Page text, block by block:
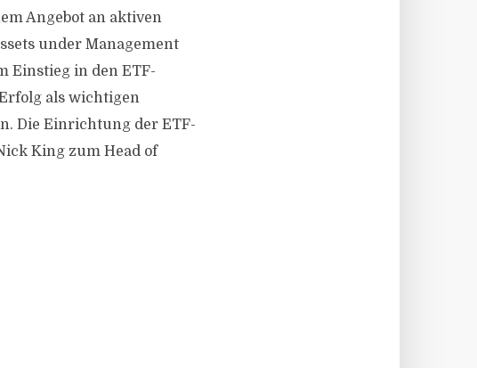
Angebot an aktiven
under Management
Einstieg in den ETF-
als wichtigen
Die Einrichtung der ETF-
King zum Head of